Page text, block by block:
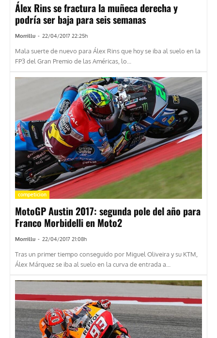
Álex Rins se fractura la muñeca derecha y
podría ser baja para seis semanas
Morrillu - 22/04/2017 22:25h
Mala suerte de nuevo para Álex Rins que hoy se iba al suelo en la
FP3 del Gran Premio de las Américas, lo...
competicion
MotoGP Austin 2017: segunda pole del año para
Franco Morbidelli en Moto2
Morrillu - 22/04/2017 21:08h
Tras un primer tiempo conseguido por Miguel Oliveira y su KTM,
Álex Márquez se iba al suelo en la curva de entrada a...